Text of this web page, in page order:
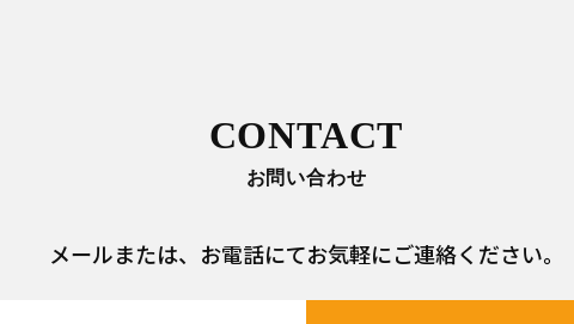
CONTACT
お問い合わせ
メールまたは、 お電話にてお気軽にご連絡ください。